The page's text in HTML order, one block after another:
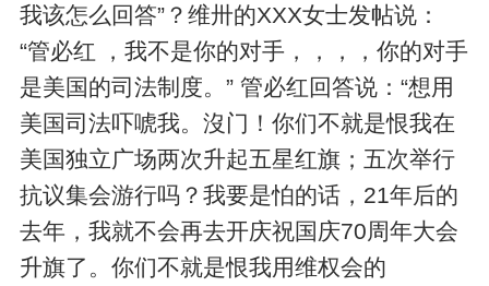
我该怎么回答”？维卅的XXX女士发帖说：
“管必红 ，我不是你的对手，，，，你的对手
是美国的司法制度。” 管必红回答说：“想用
美国司法吓唬我。沒门！你们不就是恨我在
美国独立广场两次升起五星红旗；五次举行
抗议集会游行吗？我要是怕的话，21年后的
去年，我就不会再去开庆祝国庆70周年大会
升旗了。你们不就是恨我用维权会的